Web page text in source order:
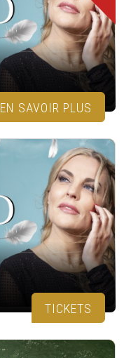
EN SAVOIR PLUS
TICKETS